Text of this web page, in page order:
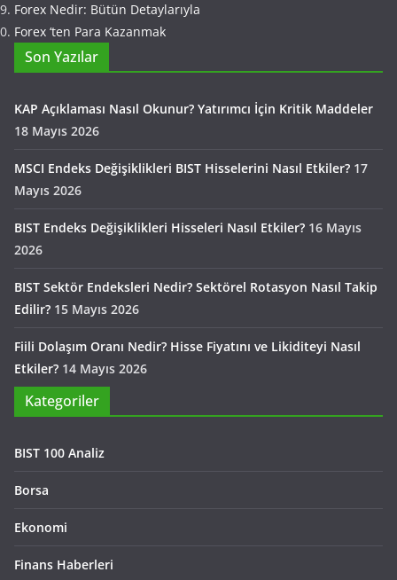
Forex Nedir: Bütün Detaylarıyla
Forex ‘ten Para Kazanmak
Son Yazılar
KAP Açıklaması Nasıl Okunur? Yatırımcı İçin Kritik Maddeler
18 Mayıs 2026
MSCI Endeks Değişiklikleri BIST Hisselerini Nasıl Etkiler? 17
Mayıs 2026
BIST Endeks Değişiklikleri Hisseleri Nasıl Etkiler? 16 Mayıs
2026
BIST Sektör Endeksleri Nedir? Sektörel Rotasyon Nasıl Takip
Edilir? 15 Mayıs 2026
Fiili Dolaşım Oranı Nedir? Hisse Fiyatını ve Likiditeyi Nasıl
Etkiler? 14 Mayıs 2026
Kategoriler
BIST 100 Analiz
Borsa
Ekonomi
Finans Haberleri